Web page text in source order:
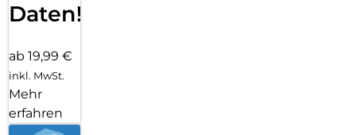
Daten!
ab 19,99 €
inkl. MwSt.
Mehr
erfahren